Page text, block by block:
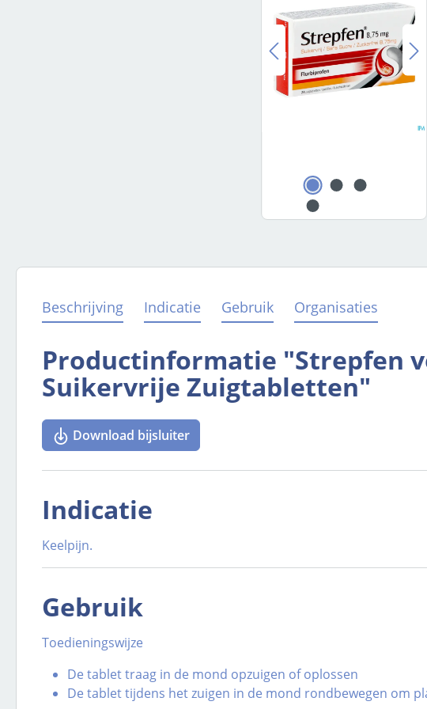
Beschrijving Indicatie Gebruik Organisaties
Productinformatie "Strepfen
Suikervrije Zuigtabletten"
Download bijsluiter
Indicatie
Keelpijn.
Gebruik
Toedieningswijze
De tablet traag in de mond opzuigen of oplossen
De tablet tijdens het zuigen in de mond rondbewegen om